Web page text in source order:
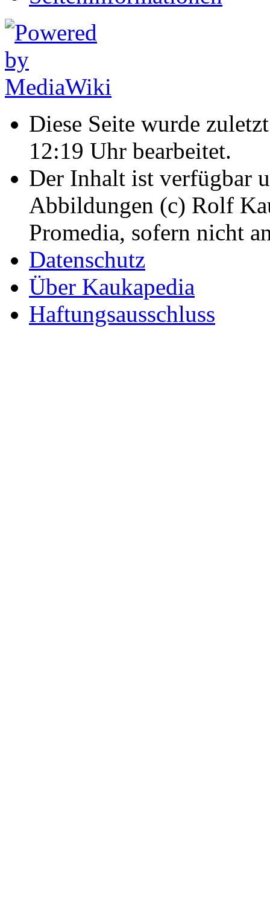
Diese Seite wurde
12:19 Uhr bearbeitet.
Der Inhalt ist verfügbar
Abbildungen (c) Rolf
Promedia, sofern nicht
Datenschutz
Über Kaukapedia
Haftungsausschluss